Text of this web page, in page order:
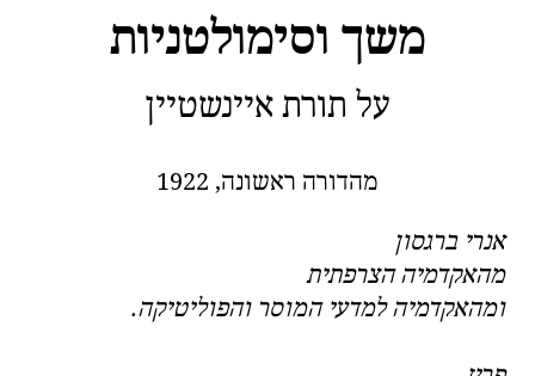
משך וסימולטניות
על תורת איינשטיין
מהדורה ראשונה, 1922
אנרי ברגסון
מהאקדמיה הצרפתית
ומהאקדמיה למדעי המוסר והפוליטיקה.